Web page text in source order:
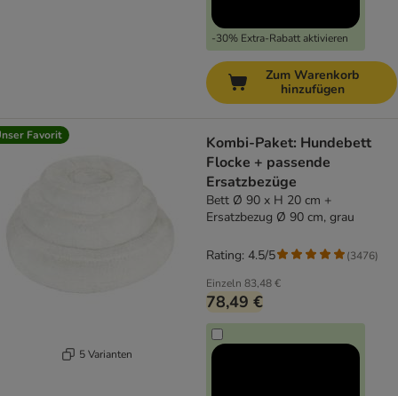
-30% Extra-Rabatt aktivieren
Zum Warenkorb
hinzufügen
Favorit
5 Varianten
Kombi-Paket: Hundebett
Flocke + passende
Ersatzbezüge
Bett Ø 90 x H 20 cm +
Ersatzbezug Ø 90 cm, grau
Einzeln 83,48 €
78,49 €
Rating: 4.5/5 (3476)